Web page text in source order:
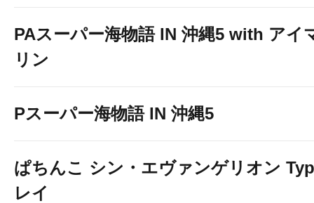
PAスーパー海物語 IN 沖縄5 with アイ
リン
Pスーパー海物語 IN 沖縄5
ぱちんこ シン・エヴァンゲリオン
レイ